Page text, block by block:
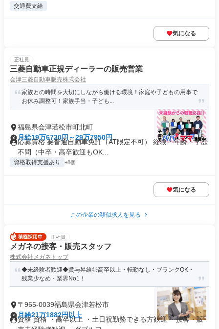
交通費支給
気になる
正社員
三菱自動車正規ディーラーの販売営業
会津三菱自動車販売株式会社
家族との時間を大切にしながら働ける環境！家庭や子どもの用事で
お休み調整可！家族手当・子ども...
福島県会津若松市町北町
月給19万6730円～29万7950円
応募資格 要普通自動車免許（AT限定不可） 経験・年齢・学歴
不問（中卒・高卒歓迎もOK...
資格取得支援あり +8個
気になる
この企業の類似求人を見る
正社員
メガネの接客・販売スタッフ
株式会社メガネトップ
◆未経験者歓迎◆賞与昇給◎高卒以上・転勤なし・ブランクOK・
残業少なめ・業界No1！
〒965-0039福島県会津若松市
月給21万1882円以上
資格 資格 ・高卒以上 ・土日祝勤務できる方歓迎 ・接客・販